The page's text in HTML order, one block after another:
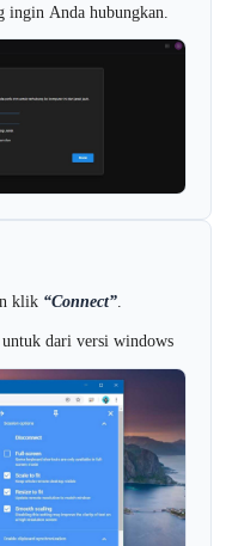
ingin Anda hubungkan.
klik “Connect”
dari versi windows